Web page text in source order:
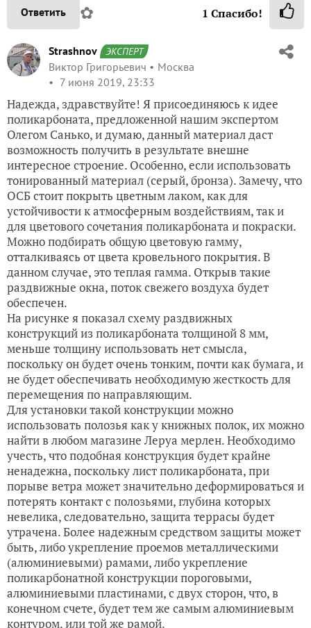
Ответить ✿ 1 Спасибо!
Strashnov ЭКСПЕРТ
Виктор Григорьевич
Москва
7 июня 2019, 23:33
Надежда, здравствуйте! Я присоединяюсь к идее
поликарбоната, предложенной нашим экспертом
Олегом Санько, и думаю, данный материал даст
возможность получить в результате внешне
интересное строение. Особенно, если использовать
тонированный материал (серый, бронза). Замечу, что
ОСБ стоит покрыть цветным лаком, как для
устойчивости к атмосферным воздействиям, так и
для цветового сочетания поликарбоната и покраски.
Можно подбирать общую цветовую гамму,
отталкиваясь от цвета кровельного покрытия. В
данном случае, это теплая гамма. Открыв такие
раздвижные окна, поток свежего воздуха будет
обеспечен.
На рисунке я показал схему раздвижных
конструкций из поликарбоната толщиной 8 мм,
меньше толщину использовать нет смысла,
поскольку он будет очень тонким, почти как бумага, и
не будет обеспечивать необходимую жесткость для
перемещения по направляющим.
Для установки такой конструкции можно
использовать полозья как у книжных полок, их можно
найти в любом магазине Леруа мерлен. Необходимо
учесть, что подобная конструкция будет крайне
ненадежна, поскольку лист поликарбоната, при
порыве ветра может значительно деформироваться и
потерять контакт с полозьями, глубина которых
невелика, следовательно, защита террасы будет
утрачена. Более надежным средством защиты может
быть, либо укрепление проемов металлическими
(алюминиевыми) рамами, либо укрепление
поликарбонатной конструкции пороговыми,
алюминиевыми пластинами, с двух сторон, что, в
конечном счете, будет тем же самым алюминиевым
контуром, или той же рамой.